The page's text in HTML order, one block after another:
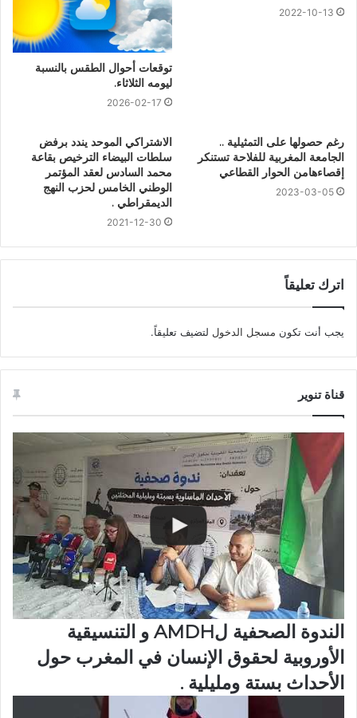
2022-10-13
توقعات أحوال الطقس بالنسبة
ليومه الثلاثاء.
2026-02-17
رغم حصولها على التمثيلية ..
الجامعة المغربية للفلاحة تستنكر
إقصاءهامن الحوار القطاعي
2023-03-05
الاشتراكي الموحد يندد برفض
سلطات البيضاء الترخيص بقاعة
محمد السادس لعقد المؤتمر
الوطني الخامس لحزب النهج
الديمقراطي .
2021-12-30
اترك تعليقاً
يجب أنت تكون مسجل الدخول لتضيف تعليقاً.
قناة تنوير
الندوة الصحفية لAMDH و التنسيقية
الأوروبية لحقوق الإنسان في المغرب حول
الأحداث بستة ومليلية .